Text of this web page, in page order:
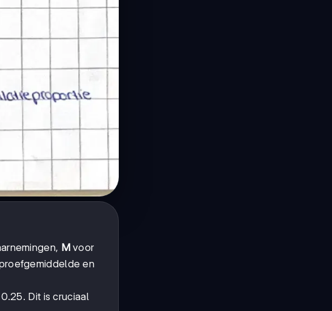
Mvoor
en
Dit is cruciaal